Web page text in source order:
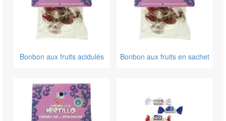
Bonbon aux fruits acidulés Bonbon aux fruits en sachet